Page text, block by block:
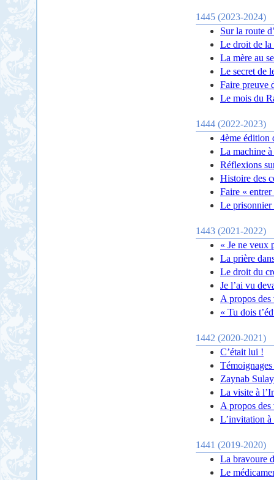
1445 (2023-2024)
Sur la route
Le droit de la
La mère au
Le secret de
Faire preuve
Le mois du
1444 (2022-2023)
4ème édition
La machine
Réflexions
Histoire des
Faire «
Le prisonnier
1443 (2021-2022)
« Je ne veux
La prière
Le droit du
Je l’ai vu
A propos
« Tu dois
1442 (2020-2021)
C’était lui !
Zaynab
La visite à
A propos des
L’invitation à
1441 (2019-2020)
La bravoure
Le